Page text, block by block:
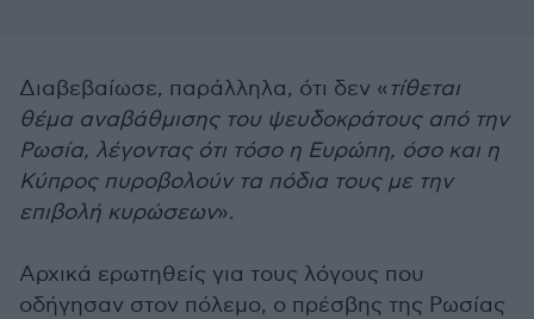
Διαβεβαίωσε, παράλληλα, ότι δεν « τίθεται
θέμα αναβάθμισης του ψευδοκράτους από την
Ρωσία, λέγοντας ότι τόσο η Ευρώπη, όσο και η
Κύπρος πυροβολούν τα πόδια τους με την
επιβολή κυρώσεων».
Αρχικά ερωτηθείς για τους λόγους που
οδήγησαν στον πόλεμο, ο πρέσβης της Ρωσίας